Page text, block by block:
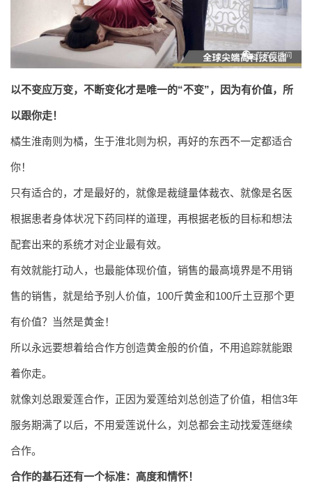
以不变应万变，不断变化才是唯一的“不变”，因为有价值，所
以跟你走！
橘生淮南则为橘，生于淮北则为枳，再好的东西不一定都适合
你！
只有适合的，才是最好的，就像是裁缝量体裁衣、就像是名医
根据患者身体状况下药同样的道理，再根据老板的目标和想法
配套出来的系统才对企业最有效。
有效就能打动人，也最能体现价值，销售的最高境界是不用销
售的销售，就是给予别人价值，100斤黄金和100斤土豆那个更
有价值？当然是黄金！
所以永远要想着给合作方创造黄金般的价值，不用追踪就能跟
着你走。
就像刘总跟爱莲合作，正因为爱莲给刘总创造了价值，相信3年
服务期满了以后，不用爱莲说什么，刘总都会主动找爱莲继续
合作。
合作的基石还有一个标准：高度和情怀！